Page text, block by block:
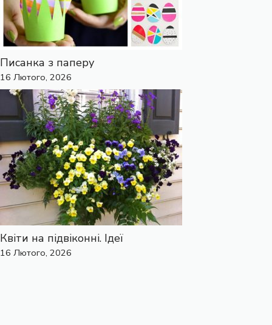
Писанка з паперу
16 Лютого, 2026
Квіти на підвіконні. Ідеї
16 Лютого, 2026